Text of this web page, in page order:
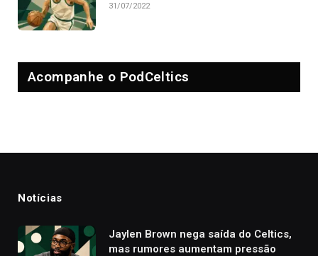
31/07/2022
Acompanhe o PodCeltics
Notícias
Jaylen Brown nega saída do Celtics,
mas rumores aumentam pressão